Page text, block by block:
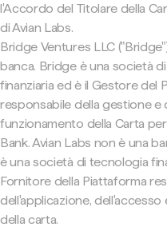
l'Accordo del Titolare della
di Avian Labs.
Bridge Ventures LLC
banca. Bridge è una società
finanziaria ed è il Gestore del
responsabile della gestione e
funzionamento della Carta
Bank. Avian Labs non è una
è una società di tecnologia
Fornitore della Piattaforma
dell'applicazione, dell'accesso
della carta.